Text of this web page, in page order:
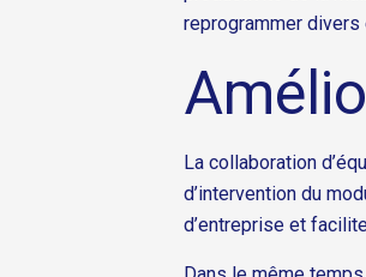
reprogrammer
La collaboration
d’intervention du
d’entreprise et